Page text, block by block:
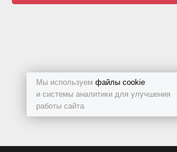
Мы используем файлы cookie
и системы аналитики для улучшения
работы сайта